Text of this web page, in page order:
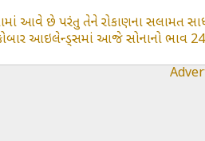
આવે છે પરંતુ તેને રોકાણના સલામત
આઇલેન્ડ્સમાં આજે સોનાનો ભાવ 24